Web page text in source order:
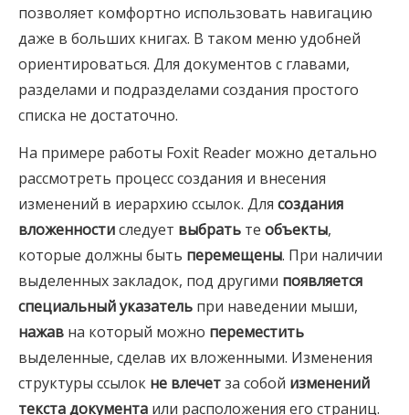
позволяет комфортно использовать навигацию
даже в больших книгах. В таком меню удобней
ориентироваться. Для документов с главами,
разделами и подразделами создания простого
списка не достаточно.
На примере работы Foxit Reader можно детально
рассмотреть процесс создания и внесения
изменений в иерархию ссылок. Для создания
вложенностиследует выбрать те объекты,
которые должны быть перемещены. При наличии
выделенных закладок, под другими появляется
специальный указатель при наведении мыши,
нажав на который можно переместить
выделенные, сделав их вложенными. Изменения
структуры ссылок не влечетза собой изменений
текста документа или расположения его страниц.